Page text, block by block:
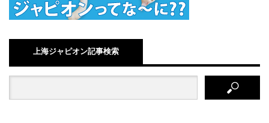
上海ジャピオン記事検索